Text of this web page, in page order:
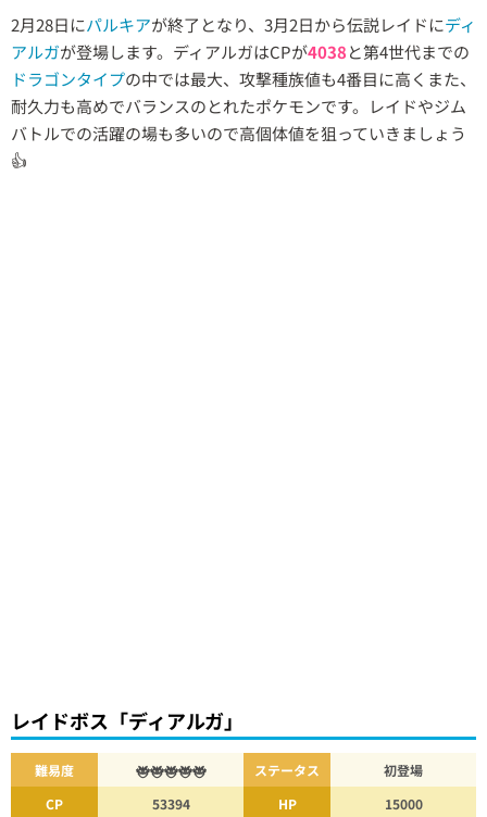
2月28日にパルキアが終了となり、3月2日から伝説レイドにディ
アルガが登場します。ディアルガはCPが4038と第4世代までの
ドラゴンタイプの中では最大、攻撃種族値も4番目に高くまた、
耐久力も高めでバランスのとれたポケモンです。レイドやジム
バトルでの活躍の場も多いので高個体値を狙っていきましょう
👍
レイドボス「ディアルガ」
難易度 ステータス
初登場
CP
53394 HP
15000